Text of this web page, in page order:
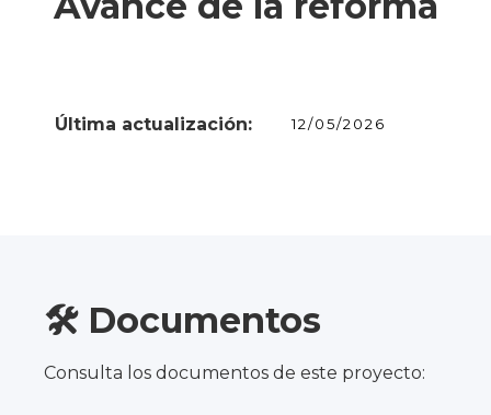
Última actualización: 12/05/2026
🛠️ Documentos
Consulta los documentos de este proyecto: